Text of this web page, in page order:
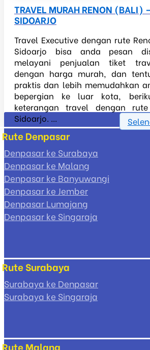
TRAVEL MURAH RENON (BALI) –
SIDOARJO
Travel Executive dengan rute
Sidoarjo bisa anda pesan
melayani penjualan tiket
dengan harga murah, dan
praktis dan lebih memudahkan
bepergian ke luar kota,
keterangan travel dengan
Sidoarjo. ...
Rute Denpasar
Denpasar ke Surabaya
Denpasar ke Malang
Denpasar ke Banyuwangi
Denpasar ke Jember
Denpasar Lumajang
Denpasar ke Singaraja
Rute Surabaya
Surabaya ke Denpasar
Surabaya ke Singaraja
Rute Malang